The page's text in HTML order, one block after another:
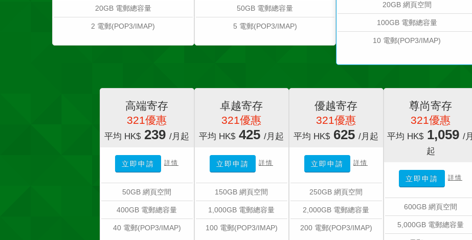
20GB 電郵總容量
2 電郵(POP3/IMAP)
50GB 電郵總容量
5 電郵(POP3/IMAP)
20GB 網頁空間
100GB 電郵總容量
10 電郵(POP3/IMAP)
高端寄存
321優惠
平均 HK$ 239 /月起
立即申請 詳情
50GB 網頁空間
400GB 電郵總容量
40 電郵(POP3/IMAP)
卓越寄存
321優惠
平均 HK$ 425 /月起
立即申請 詳情
150GB 網頁空間
1,000GB 電郵總容量
100 電郵(POP3/IMAP)
優越寄存
321優惠
平均 HK$ 625 /月起
立即申請 詳情
250GB 網頁空間
2,000GB 電郵總容量
200 電郵(POP3/IMAP)
尊尚寄存
321優惠
平均 HK$ 1,059 /月
起
立即申請 詳情
600GB 網頁空間
5,000GB 電郵總容量